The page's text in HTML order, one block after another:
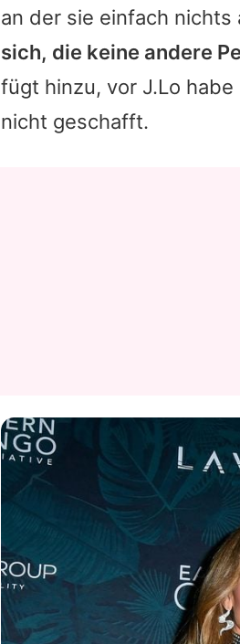
an der sie einfach nichts
sich, die keine andere
fügt hinzu, vor J.Lo habe
nicht geschafft.